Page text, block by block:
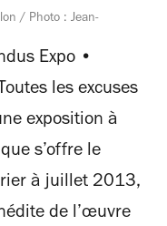
/ Photo : Jean-
Expo •
les excuses
exposition à
s’offre le
à juillet 2013,
de l’œuvre